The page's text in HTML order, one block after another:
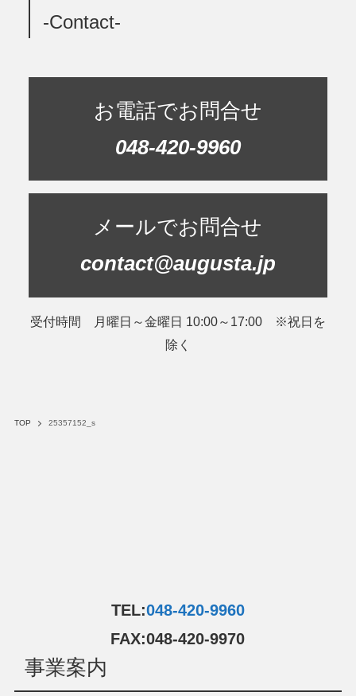
-Contact-
お電話でお問合せ
048-420-9960
メールでお問合せ
contact@augusta.jp
受付時間 月曜日～金曜日 10:00～17:00 ※祝日を
除く
TOP 25357152_s
TEL:048-420-9960
FAX:048-420-9970
事業案内